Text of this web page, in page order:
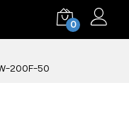
0
200F-50